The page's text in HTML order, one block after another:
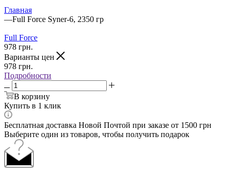
Главная
—Full Force Syner-6, 2350 гр
Full Force
978 грн.
Варианты цен
978 грн.
Подробности
В корзину
Купить в 1 клик
Бесплатная доставка Новой Почтой при заказе от 1500 грн
Выберите один из товаров, чтобы получить подарок